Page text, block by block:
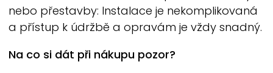
nebo přestavby: Instalace je nekomplikovaná
a přístup k údržbě a opravám je vždy snadný.
Na co si dát při nákupu pozor?